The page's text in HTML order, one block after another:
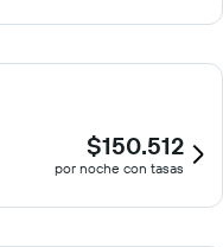
$150.512
por noche con tasas